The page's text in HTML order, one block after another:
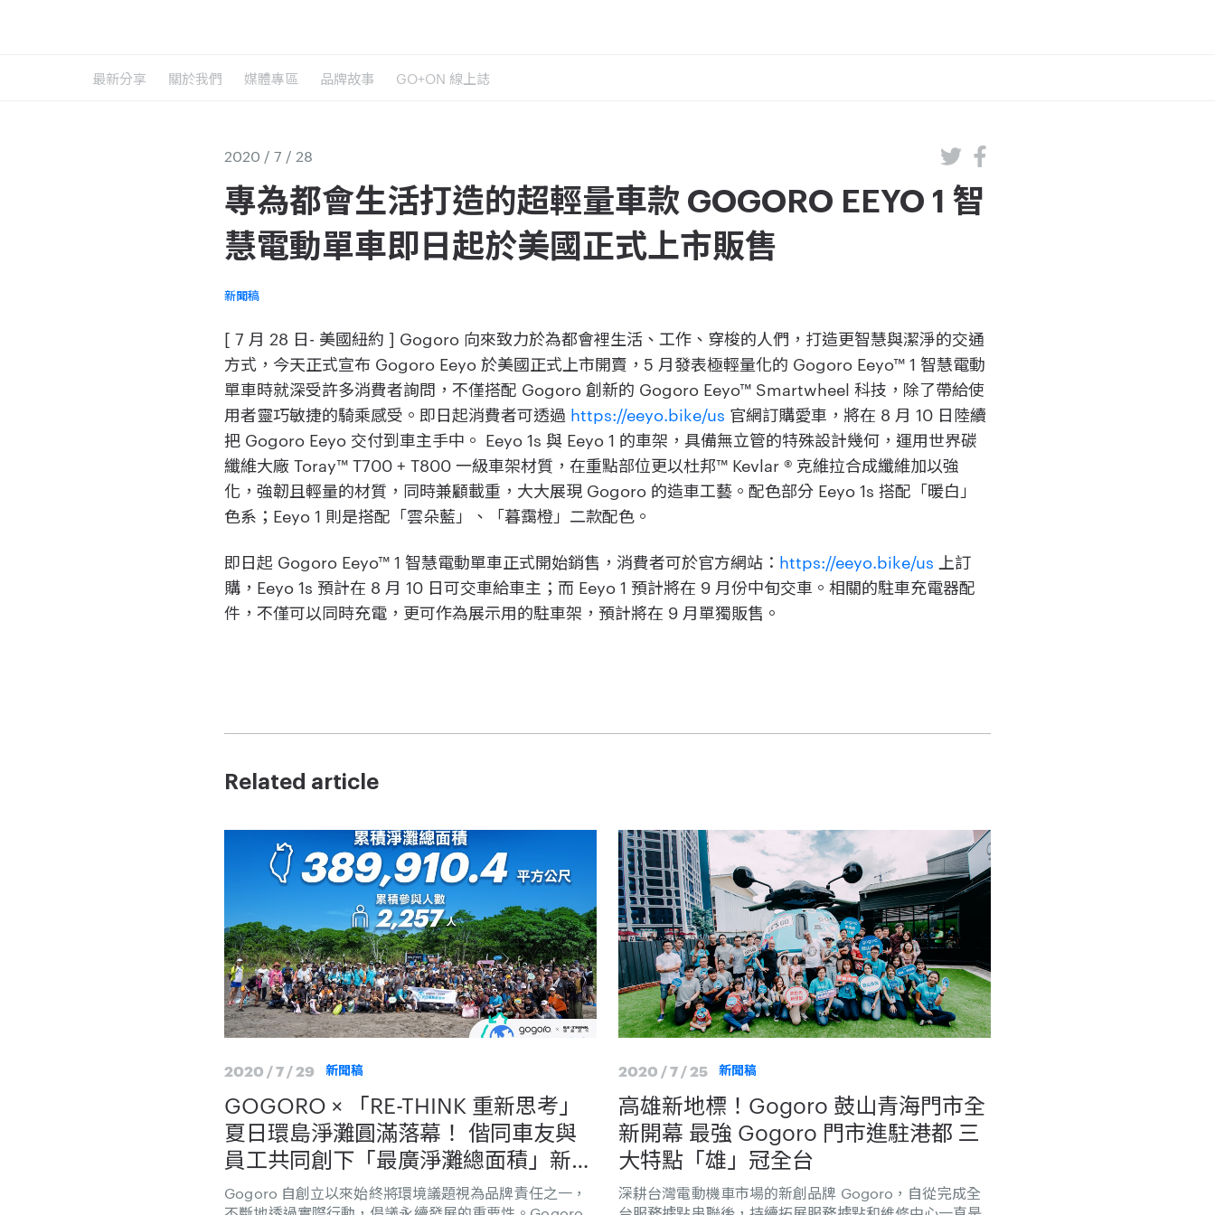
最新分享 關於我們 媒體專區 品牌故事 GO+ON 線上誌
2020 / 7 / 28
專為都會生活打造的超輕量車款 GOGORO EEYO 1 智
慧電動單車即日起於美國正式上市販售
新聞稿
[ 7 月 28 日- 美國紐約 ] Gogoro 向來致力於為都會裡生活、工作、穿梭的人們，打造更智慧與潔淨的交通
方式，今天正式宣布 Gogoro Eeyo 於美國正式上市開賣，5 月發表極輕量化的 Gogoro Eeyo™ 1 智慧電動
單車時就深受許多消費者詢問，不僅搭配 Gogoro 創新的 Gogoro Eeyo™ Smartwheel 科技，除了帶給使
用者靈巧敏捷的騎乘感受。即日起消費者可透過 https://eeyo.bike/us 官網訂購愛車，將在 8 月 10 日陸續
把 Gogoro Eeyo 交付到車主手中。 Eeyo 1s 與 Eeyo 1 的車架，具備無立管的特殊設計幾何，運用世界碳
纖維大廠 Toray™ T700 + T800 一級車架材質，在重點部位更以杜邦™ Kevlar ® 克維拉合成纖維加以強
化，強韌且輕量的材質，同時兼顧載重，大大展現 Gogoro 的造車工藝。配色部分 Eeyo 1s 搭配「暖白」
色系；Eeyo 1 則是搭配「雲朵藍」、「暮靄橙」二款配色。
即日起 Gogoro Eeyo™ 1 智慧電動單車正式開始銷售，消費者可於官方網站： https://eeyo.bike/us 上訂
購，Eeyo 1s 預計在 8 月 10 日可交車給車主；而 Eeyo 1 預計將在 9 月份中旬交車。相關的駐車充電器配
件，不僅可以同時充電，更可作為展示用的駐車架，預計將在 9 月單獨販售。
Related article
2020 / 7 / 29 新聞稿
GOGORO × 「RE-THINK 重新思考」
夏日環島淨灘圓滿落幕！ 偕同車友與
員工共同創下「最廣淨灘總面積」新紀
錄 超過 2,000 人共襄盛舉 淨灘面積達
Gogoro 自創立以來始終將環境議題視為品牌責任之一，
2020 / 7 / 25 新聞稿
高雄新地標！Gogoro 鼓山青海門市全
新開幕 最強 Gogoro 門市進駐港都 三
大特點「雄」冠全台
深耕台灣電動機車市場的新創品牌 Gogoro，自從完成全